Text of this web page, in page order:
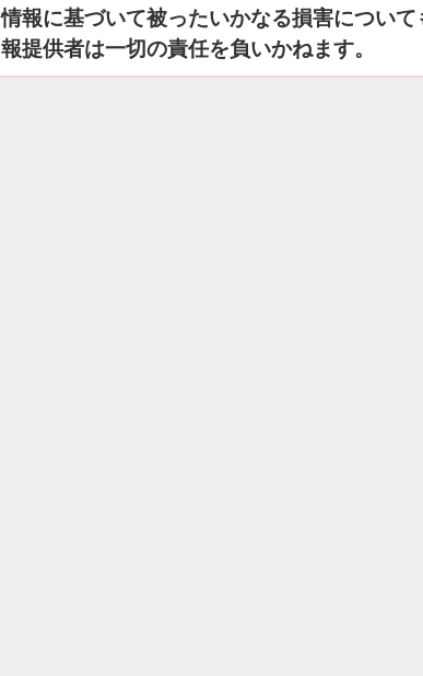
情報に基づいて被ったいかなる損害につい
報提供者は一切の責任を負いかねます。